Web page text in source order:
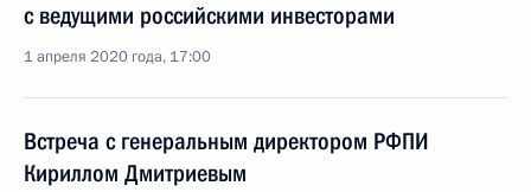
с ведущими российскими инвесторами
1 апреля 2020 года, 17:00
Встреча с генеральным директором РФПИ
Кириллом Дмитриевым